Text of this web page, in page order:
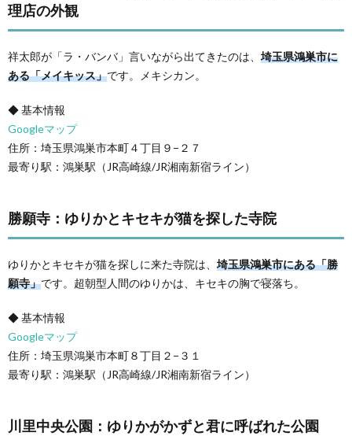
理店の外観
祥太郎が「ラ・バンバ」言いながら出てきたのは、 埼玉県鴻巣市に
ある「メイキッス」です。メキシカン。
◆ 基本情報
Googleマップ
住所：埼玉県鴻巣市本町４丁目９−２７
最寄り駅：鴻巣駅（JR高崎線/JR湘南新宿ライン）
勝願寺：ゆりかとキセキが猫を探した寺院
ゆりかとキセキが猫を探しに来た寺院は、 埼玉県鴻巣市にある「勝
願寺」です。超朝型人間のゆりかは、キセキの胸で寝落ち。
◆ 基本情報
Googleマップ
住所：埼玉県鴻巣市本町８丁目２−３１
最寄り駅：鴻巣駅（JR高崎線/JR湘南新宿ライン）
川里中央公園：ゆりかがかずと君に呼ばれた公園